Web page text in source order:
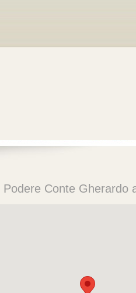
Podere Conte Gherardo